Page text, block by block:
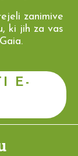
zanimive
ki jih za vas
E-